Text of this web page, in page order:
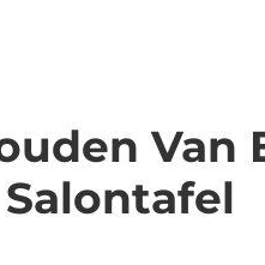
Van
Salontafel